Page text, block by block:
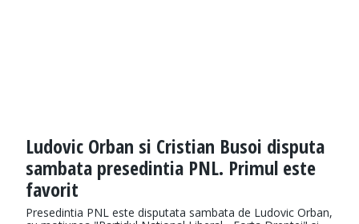
Ludovic Orban si Cristian Busoi disputa
sambata presedintia PNL. Primul este
favorit
Presedintia PNL este disputata sambata de Ludovic Orban,